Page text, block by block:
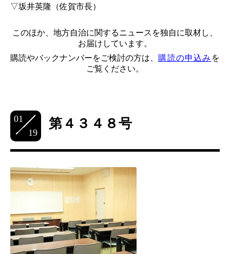
▽坂井英隆（佐賀市長）
このほか、地方自治に関するニュースを独自に取材し、
お届けしています。
購読やバックナンバーをご検討の方は、 購読の申込み を
ご覧ください。
01
19
第４３４８号